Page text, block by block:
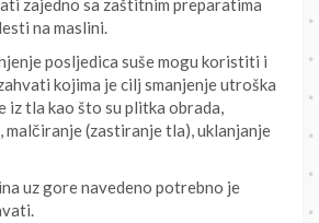
na maslini.
posljedica suše mogu koristiti i
kojima je cilj smanjenje utroška
iz tla kao što su plitka obrada,
(zastiranje tla), uklanjanje
uz gore navedeno potrebno je